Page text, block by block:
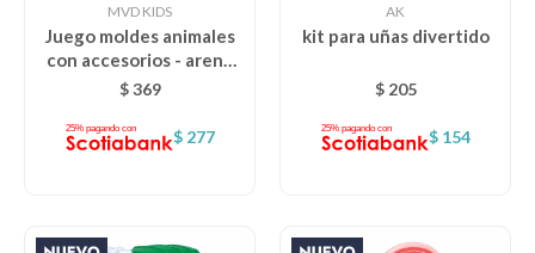
MVD KIDS
Juego moldes animales
con accesorios - arena
kinetica
$ 369
$ 277
AK
kit para uñas divertido
$ 205
$ 154